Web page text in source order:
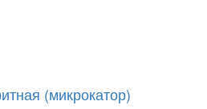
(микрокатор)